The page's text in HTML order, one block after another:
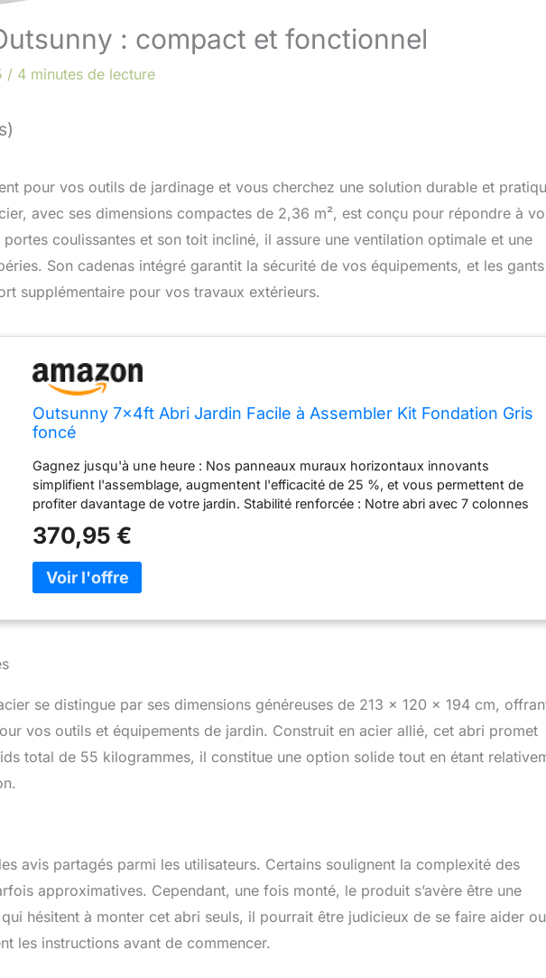
: compact et fonctionnel
/ 4 minutes de lecture
pour vos outils de jardinage et vous cherchez une solution durable et
avec ses dimensions compactes de 2,36 m², est conçu pour répondre à
portes coulissantes et son toit incliné, il assure une ventilation optimale et une
Son cadenas intégré garantit la sécurité de vos équipements, et les gants
supplémentaire pour vos travaux extérieurs.
Outsunny 7x4ft Abri Jardin Facile à Assembler Kit Fondation Gris
foncé
Gagnez jusqu'à une heure : Nos panneaux muraux horizontaux innovants
simplifient l'assemblage, augmentent l'efficacité de 25 %, et vous permettent de
profiter davantage de votre jardin. Stabilité renforcée : Notre abri avec 7 colonnes
créer des souvenirs avec vos proches. Accès facile : Doubles portes coulissantes
avec rampe facilitent l'accès aux outils et objets roulants. Par beau temps, sortez
le banc pour jardiner ou organisez un barbecue convivial. Sécurisé et sûr :
Protégez outils, équipements et objets grâce au cadenas inclus. L'abri en métal
garantit sécurité, permettant à votre famille de profiter sereinement des plaisirs
370,95 €
se distingue par ses dimensions généreuses de 213 x 120 x 194 cm,
vos outils et équipements de jardin. Construit en acier allié, cet abri promet
total de 55 kilogrammes, il constitue une option solide tout en étant
avis partagés parmi les utilisateurs. Certains soulignent la complexité des
approximatives. Cependant, une fois monté, le produit s’avère être une
hésitent à monter cet abri seuls, il pourrait être judicieux de se faire aider
les instructions avant de commencer.